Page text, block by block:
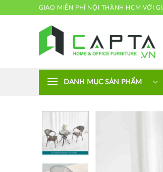
GIAO MIỄN PHÍ NỘI THÀNH HCM VỚI
DANH MỤC SẢN PHẨM